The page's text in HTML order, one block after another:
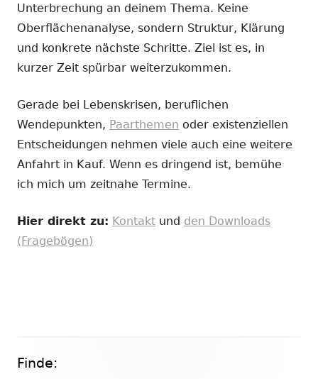
Unterbrechung an deinem Thema. Keine
Oberflächenanalyse, sondern Struktur, Klärung
und konkrete nächste Schritte. Ziel ist es, in
kurzer Zeit spürbar weiterzukommen.
Gerade bei Lebenskrisen, beruflichen
Wendepunkten, Paarthemen oder existenziellen
Entscheidungen nehmen viele auch eine weitere
Anfahrt in Kauf. Wenn es dringend ist, bemühe
ich mich um zeitnahe Termine.
Hier direkt zu: Kontakt und den Downloads
(Fragebögen)
Haupt-
Finde: